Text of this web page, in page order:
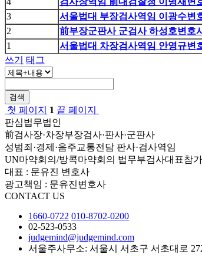
3
서울법대 부장검사역임 이광수변
2
前부장군판사 군검사 하성호변호
1
서울법대 차장검사역임 안영규변
쓰기
태그
검색
첫 페이지 1 끝 페이지
판심법무법인
前검사장·차장부장검사·판사·군판사
성범죄·경제·음주교통전담 판사·검사역임
UN마약회의/방콕마약회의 법무부검사대표참가
대표 : 문유진 변호사
광고책임 : 문유진변호사
CONTACT US
1660-0722 010-8702-0200
02-523-0533
judgemind@judgemind.com
서울주사무소: 서울시 서초구 서초대로